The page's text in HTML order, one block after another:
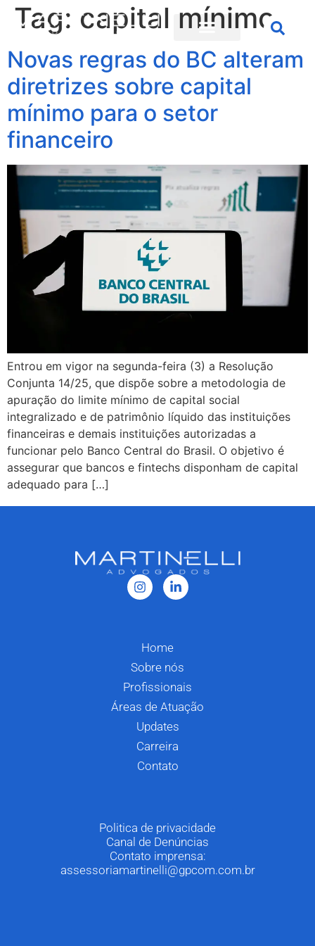
Tag: capital mínimo
Novas regras do BC alteram
diretrizes sobre capital
mínimo para o setor
financeiro
Entrou em vigor na segunda-feira (3) a Resolução
Conjunta 14/25, que dispõe sobre a metodologia de
apuração do limite mínimo de capital social
integralizado e de patrimônio líquido das instituições
financeiras e demais instituições autorizadas a
funcionar pelo Banco Central do Brasil. O objetivo é
assegurar que bancos e fintechs disponham de capital
adequado para […]
Home
Sobre nós
Profissionais
Áreas de Atuação
Updates
Carreira
Contato
Politica de privacidade
Canal de Denúncias
Contato imprensa:
assessoriamartinelli@gpcom.com.br